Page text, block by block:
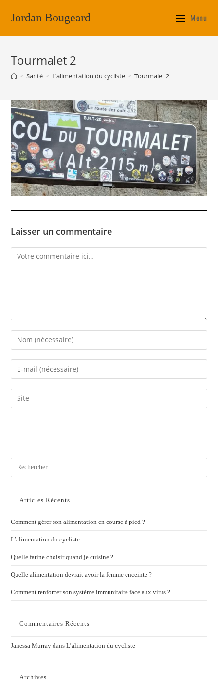
Jordan Bougeard Menu
Tourmalet 2
> Santé > L’alimentation du cycliste > Tourmalet 2
Laisser un commentaire
Articles Récents
Comment gérer son alimentation en course à pied ?
L’alimentation du cycliste
Quelle farine choisir quand je cuisine ?
Quelle alimentation devrait avoir la femme enceinte ?
Comment renforcer son système immunitaire face aux virus ?
Commentaires Récents
Janessa Murray dansL’alimentation du cycliste
Archives